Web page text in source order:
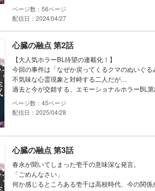
56
配信日：2024/04/27
心臓の融点 第2話
【大人気ホラーBL待望の連載化！】
今回の事件は「なぜか戻ってくるクマのぬいぐる
不気味な心霊現象と対峙する二人だが…
過去と今が交錯する、エモーショナルホラーBL第
45
配信日：2025/04/28
心臓の融点 第3話
春永が聞いてしまった壱千の意味深な発言。
「ごめんなさい」
何か感じるところある壱千は高校時代、今の関